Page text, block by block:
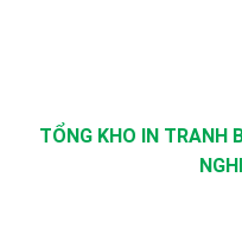
TỔNG KHO IN TRANH